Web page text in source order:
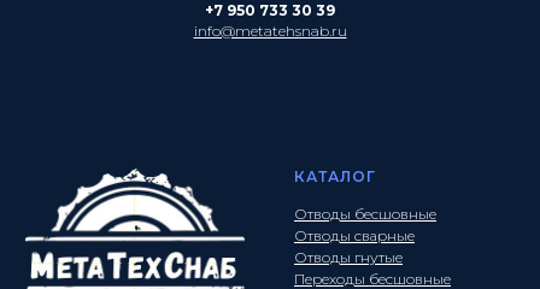
+7 950 733 30 39
info@metatehsnab.ru
КАТАЛОГ
Отводы бесшовные
Отводы сварные
Отводы гнутые
Переходы бесшовные